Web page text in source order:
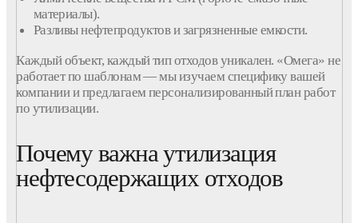
материалы).
Разливынефтепродуктови загрязненные емкости.
Каждый объект, каждый типотходовуникален. «Омега» не
работает по шаблонам — мы изучаем специфику вашей
компаниии предлагаем персонализированный план работ
по утилизации.
Почему важна утилизация
нефтесодержащих отходов